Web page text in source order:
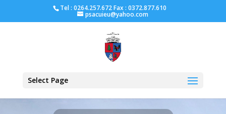
Tel : 0264.257.672 Fax : 0372.877.610
psacuieu@yahoo.com
Select Page